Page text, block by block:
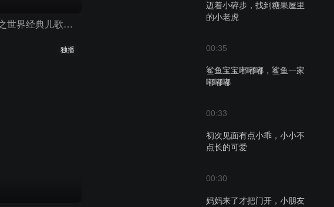
迈着小碎步，找到糖果屋里
的小老虎
00:35
鲨鱼宝宝嘟嘟嘟，鲨鱼一家
嘟嘟嘟
00:33
初次见面有点小乖，小小不
点长的可爱
00:30
妈妈来了才把门开，小朋友
斑马儿歌之世界经典儿歌系列
独播